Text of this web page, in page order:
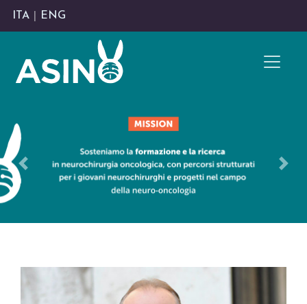
ITA ENG
Previous